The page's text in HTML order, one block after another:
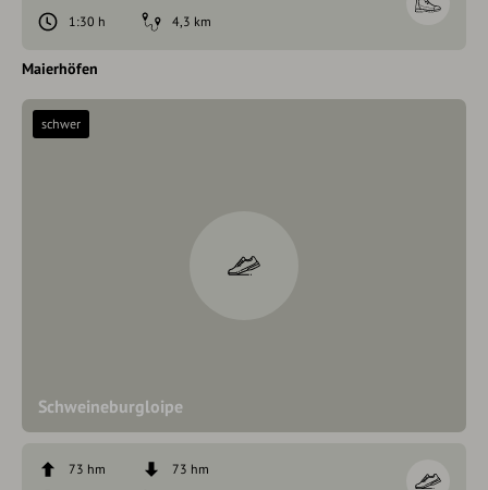
1:30 h
4,3 km
Maierhöfen
Schweineburgloipe
schwer
73 hm
73 hm